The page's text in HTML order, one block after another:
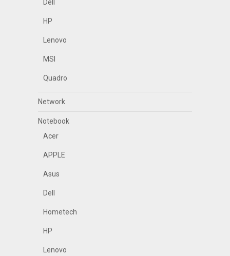
Dell
HP
Lenovo
MSI
Quadro
Network
Notebook
Acer
APPLE
Asus
Dell
Hometech
HP
Lenovo